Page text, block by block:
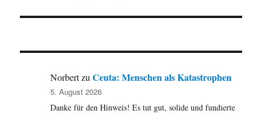
NorbertzuCeuta: Menschen als Katastrophen
5. August 2026
Danke für den Hinweis! Es tut gut, solide und fundierte